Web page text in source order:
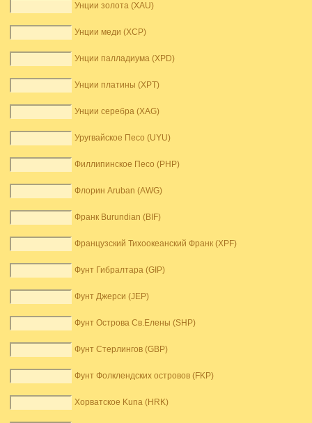
Унции золота (XAU)
Унции меди (XCP)
Унции палладиума (XPD)
Унции платины (XPT)
Унции серебра (XAG)
Уругвайское Песо (UYU)
Филлипинское Песо (PHP)
Флорин Aruban (AWG)
Франк Burundian (BIF)
Французский Тихоокеанский Франк (XPF)
Фунт Гибралтара (GIP)
Фунт Джерси (JEP)
Фунт Острова Св.Елены (SHP)
Фунт Стерлингов (GBP)
Фунт Фолклендских островов (FKP)
Хорватское Kuna (HRK)